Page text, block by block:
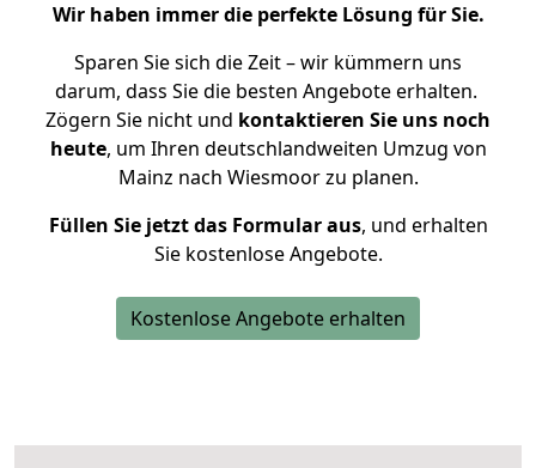
Wir haben immer die perfekte Lösung für Sie.
Sparen Sie sich die Zeit – wir kümmern uns
darum, dass Sie die besten Angebote erhalten.
Zögern Sie nicht und kontaktieren Sie uns noch
heute, um Ihren deutschlandweiten Umzug von
Mainz nach Wiesmoor zu planen.
Füllen Sie jetzt das Formular aus, und erhalten
Sie kostenlose Angebote.
Kostenlose Angebote erhalten